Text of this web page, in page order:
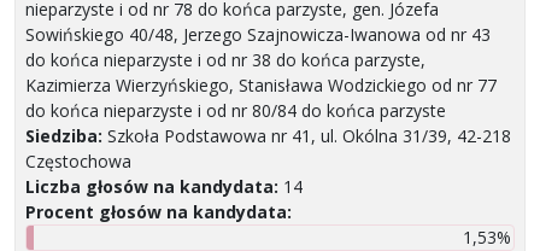
nieparzyste i od nr 78 do końca parzyste, gen. Józefa
Sowińskiego 40/48, Jerzego Szajnowicza-Iwanowa od nr 43
do końca nieparzyste i od nr 38 do końca parzyste,
Kazimierza Wierzyńskiego, Stanisława Wodzickiego od nr 77
do końca nieparzyste i od nr 80/84 do końca parzyste
Siedziba: Szkoła Podstawowa nr 41, ul. Okólna 31/39, 42-218
Częstochowa
Liczba głosów na kandydata: 14
Procent głosów na kandydata:
1,53%